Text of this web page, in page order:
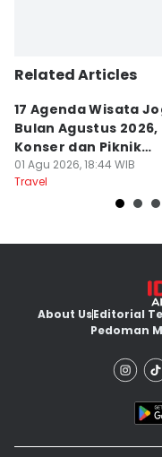
Related Articles
17 Agenda Wisata
Bulan Agustus 2026,
Konser dan Piknik
Literasi
01 Agu 2026, 18:44 WIB
Travel
About UsEditorial
Pedoman